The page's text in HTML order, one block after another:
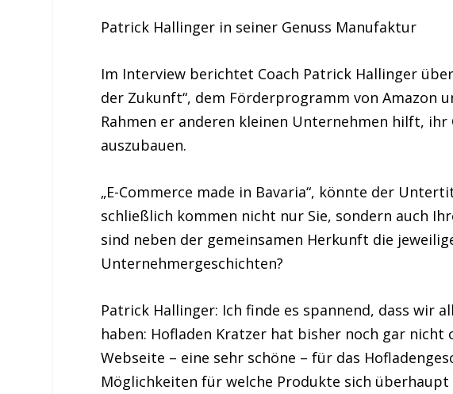
Patrick Hallinger in seiner Genuss Manufaktur
Im Interview berichtet Coach Patrick Hallinger
der Zukunft“, dem Förderprogramm von Amazon
Rahmen er anderen kleinen Unternehmen hilft,
auszubauen.
„E-Commerce made in Bavaria“, könnte der
schließlich kommen nicht nur Sie, sondern auch
sind neben der gemeinsamen Herkunft die
Unternehmergeschichten?
Patrick Hallinger: Ich finde es spannend, dass wir
haben: Hofladen Kratzer hat bisher noch gar
Webseite – eine sehr schöne – für das
Möglichkeiten für welche Produkte sich